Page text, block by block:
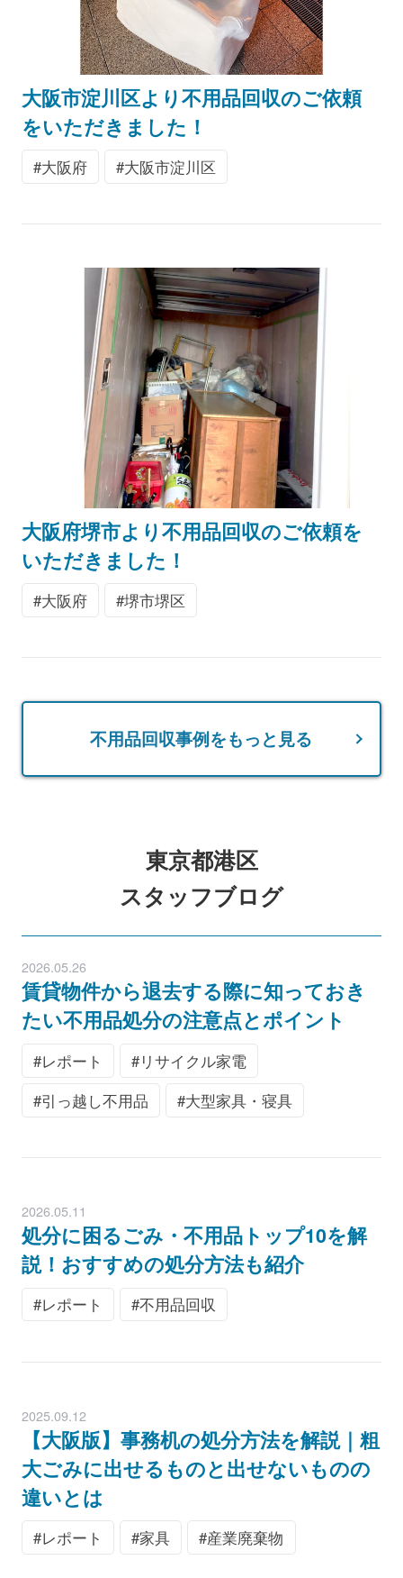
大阪市淀川区より不用品回収のご依頼
をいただきました！
大阪府 大阪市淀川区
大阪府堺市より不用品回収のご依頼を
いただきました！
大阪府 堺市堺区
不用品回収事例をもっと見る
東京都港区
スタッフブログ
2026.05.26
賃貸物件から退去する際に知っておき
たい不用品処分の注意点とポイント
レポート
リサイクル家電
引っ越し不用品
大型家具・寝具
2026.05.11
処分に困るごみ・不用品トップ10を解
説！おすすめの処分方法も紹介
レポート 不用品回収
2025.09.12
【大阪版】事務机の処分方法を解説｜粗
大ごみに出せるものと出せないものの
違いとは
レポート 家具 産業廃棄物